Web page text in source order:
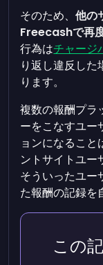
そのため、他の
Freecashで再
行為はチャージ
り返し違反し
ります。
複数の報酬プラ
ーをこなすユー
ョンになること
ントサイトユー
そういったユー
た報酬の記録を
この